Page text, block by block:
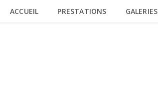
ACCUEIL PRESTATIONS GALERIES